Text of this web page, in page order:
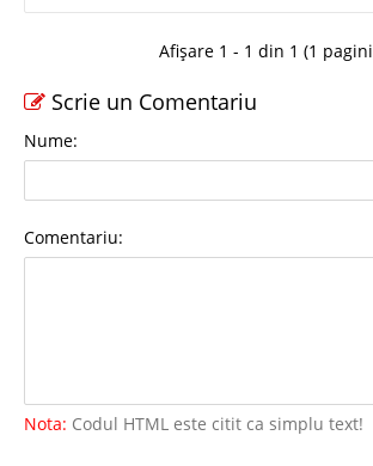
Afișare 1 - 1 din 1 (1
Scrie un Comentariu
Nume:
Comentariu:
Nota: Codul HTML este citit ca simplu text!